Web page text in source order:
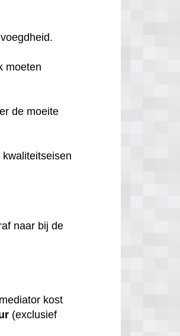
moeten
de moeite
naar bij de
kost
(exclusief